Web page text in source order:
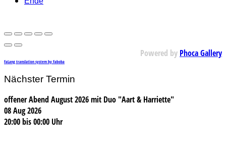
Powered by Phoca Gallery
FaLang translation system by Faboba
Nächster Termin
offener Abend August 2026 mit Duo "Aart & Harriette"
08 Aug 2026
20:00bis00:00 Uhr